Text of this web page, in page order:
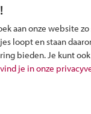
informatie om je kind
aan onze website
loopt en staan
bieden. Je kunt
je in onze